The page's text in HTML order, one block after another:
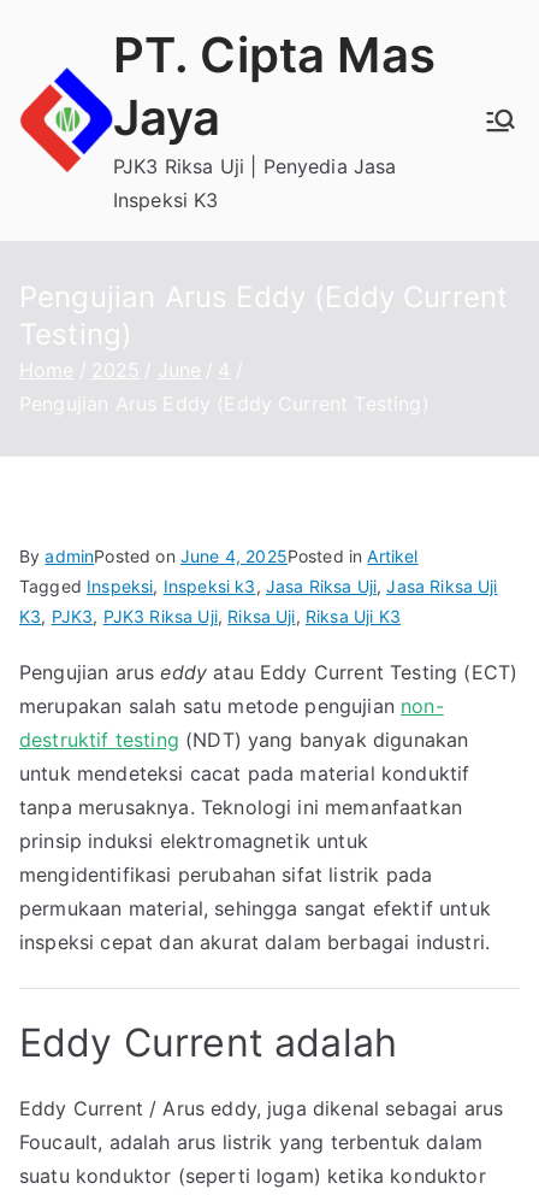
content
PT. Cipta Mas
Jaya
PJK3 Riksa Uji | Penyedia Jasa
Inspeksi K3
Pengujian Arus Eddy (Eddy Current
Testing)
Home 2025 June
4
Pengujian Arus Eddy (Eddy Current Testing)
ByadminPosted on June 4, 2025Posted inArtikel
Tagged Inspeksi, Inspeksi k3, Jasa Riksa Uji,Jasa Riksa Uji
K3, PJK3, PJK3 Riksa Uji, Riksa Uji, Riksa Uji K3
Pengujian aruseddy atau Eddy Current Testing (ECT)
merupakan salah satu metode pengujian non-
destruktif testing (NDT) yang banyak digunakan
untuk mendeteksi cacat pada material konduktif
tanpa merusaknya. Teknologi ini memanfaatkan
prinsip induksi elektromagnetik untuk
mengidentifikasi perubahan sifat listrik pada
permukaan material, sehingga sangat efektif untuk
inspeksi cepat dan akurat dalam berbagai industri.
Eddy Current adalah
Eddy Current / Arus eddy, juga dikenal sebagai arus
Foucault, adalah arus listrik yang terbentuk dalam
suatu konduktor (seperti logam) ketika konduktor